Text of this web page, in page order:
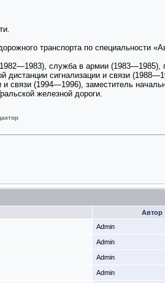
транспорта по специальности
служба в армии
дистанции сигнализации и связи
связи (1994—1996), заместитель
железной дороги.
Автор
Admin
Admin
Admin
Admin